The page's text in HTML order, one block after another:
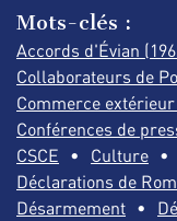
Mots-clés :
Accords d'Évian
Collaborateurs de
Commerce
Conférences de
CSCE
Culture
Déclarations de
Désarmement